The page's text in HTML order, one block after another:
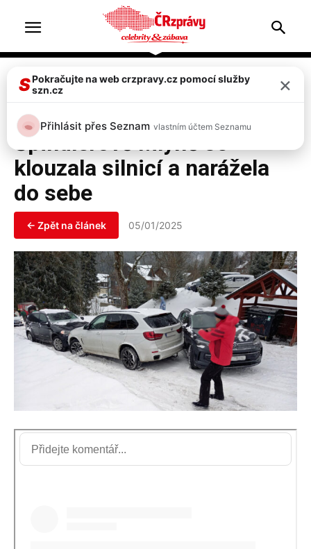
Doprava & nehody
FOTO, VIDEO: Auta ve
Špindlerově Mlýně se
klouzala silnicí a narážela
do sebe
← Zpět na článek 05/01/2025
SPokračujte na web crzpravy.cz pomocí služby
szn.cz
×
Přihlásit přes Seznam vlastním účtem Seznamu